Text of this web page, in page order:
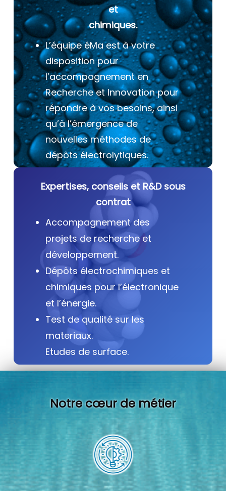
et
chimiques.
L’équipe éMa est à votre
disposition pour
l’accompagnement en
Recherche et Innovation pour
répondre à vos besoins, ainsi
qu’à l’émergence de
nouvelles méthodes de
dépôts électrolytiques.
Expertises, conseils et R&D sous
contrat
Accompagnement des
projets de recherche et
développement.
Dépôts électrochimiques et
chimiques pour l’électronique
et l’énergie.
Test de qualité sur les
materiaux.
Etudes de surface.
Notre cœur de métier